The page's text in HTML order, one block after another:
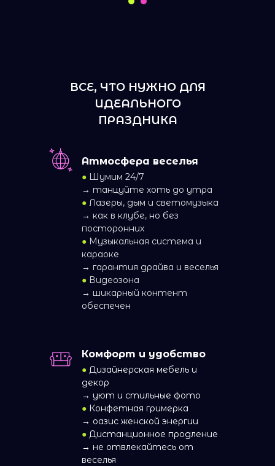
Атмосфера веселья
● Шумим 24/7
→ танцуйте хоть до утра
● Лазеры, дым и светомузыка
→ как в клубе, но без
посторонних
● Музыкальная система и
караоке
→ гарантия драйва и веселья
● Видеозона
→ шикарный контент
обеспечен
Комфорт и удобство
● Дизайнерская мебель и
декор
→ уют и стильные фото
● Конфетная гримерка
→ оазис женской энергии
● Дистанционное продление
→ не отвлекайтесь от
веселья
ВСЕ, ЧТО НУЖНО ДЛЯ
ИДЕАЛЬНОГО
ПРАЗДНИКА